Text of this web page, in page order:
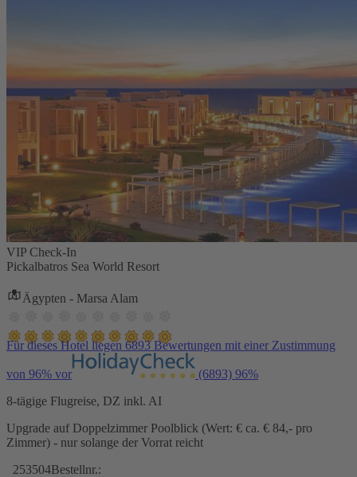
VIP Check-In
Pickalbatros Sea World Resort
Ägypten - Marsa Alam
Für dieses Hotel liegen 6893 Bewertungen mit einer Zustimmung
von 96% vor (6893) 96%
8-tägige Flugreise, DZ inkl. AI
Upgrade auf Doppelzimmer Poolblick (Wert: € ca. € 84,- pro
Zimmer) - nur solange der Vorrat reicht
253504Bestellnr.: